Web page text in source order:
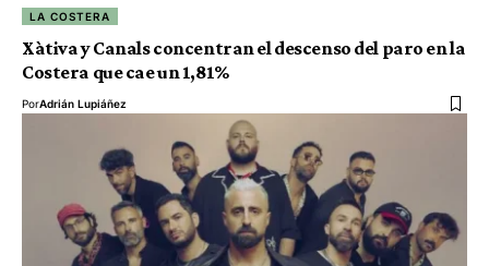
LA COSTERA
Xàtiva y Canals concentran el descenso del paro en la
Costera que cae un 1,81%
PorAdrián Lupiáñez